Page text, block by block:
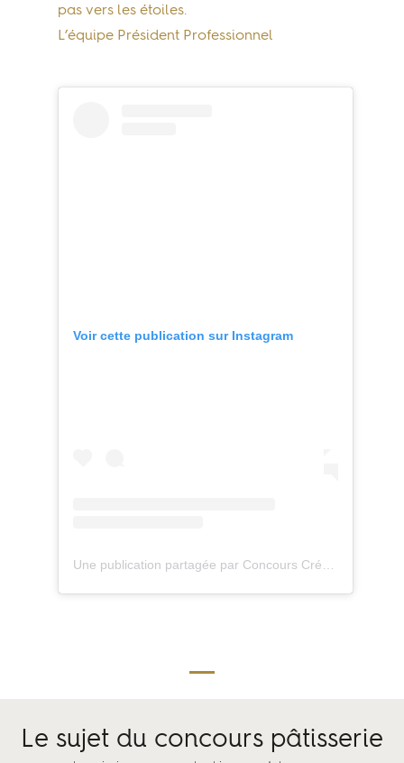
pas vers les étoiles.
L’équipe Président Professionnel
Voir cette publication sur Instagram
Une publication partagée par Concours Création & Saveurs (@concourscreationetsaveurs)
Le sujet du concours pâtisserie